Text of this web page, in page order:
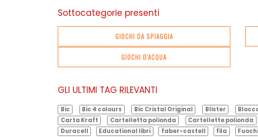
Sottocategorie presenti
GIOCHI DA SPIAGGIA
GIOCHI D'ACQUA
GLI ULTIMI TAG RILEVANTI
Bic Bic 4 colours Bic Cristal Original Blister
Carta Kraft
Cartelletta polionda Cartellette polionda
Duracell
Educational libri faber-castell fila